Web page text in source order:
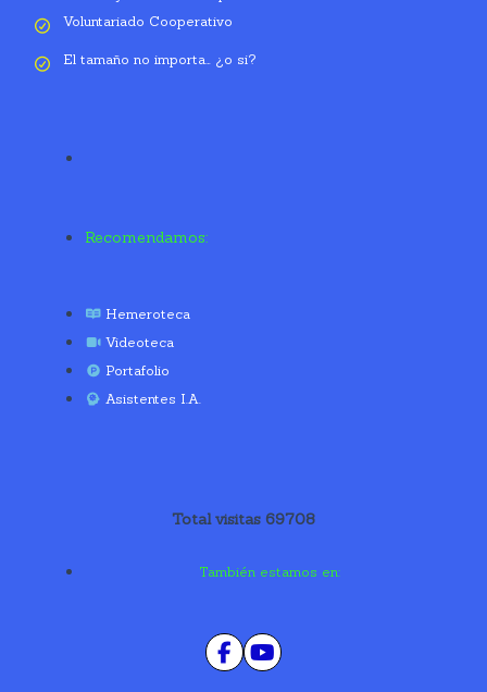
Voluntariado Cooperativo
El tamaño no importa… ¿o si?
Recomendamos:
Hemeroteca
Videoteca
Portafolio
Asistentes I.A.
Total visitas 69708
También estamos en: